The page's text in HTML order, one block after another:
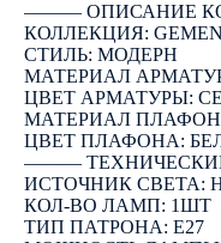
――― ОПИСАНИЕ
КОЛЛЕКЦИЯ:
СТИЛЬ: МОДЕРН
МАТЕРИАЛ
ЦВЕТ АРМАТУРЫ:
МАТЕРИАЛ
ЦВЕТ ПЛАФОНА:
―――
ИСТОЧНИК СВЕТА:
КОЛ-ВО ЛАМП: 1ШТ
ТИП ПАТРОНА: E27